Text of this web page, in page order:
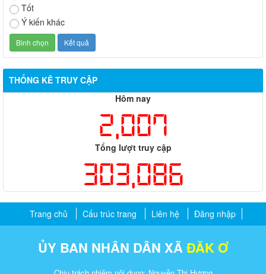
Tốt
Ý kiến khác
THỐNG KÊ TRUY CẬP
Hôm nay
2,007
Tổng lượt truy cập
303,086
Trang chủ Cấu trúc trang Liên hệ Đăng nhập
ỦY BAN NHÂN DÂN XÃĐĂK Ơ